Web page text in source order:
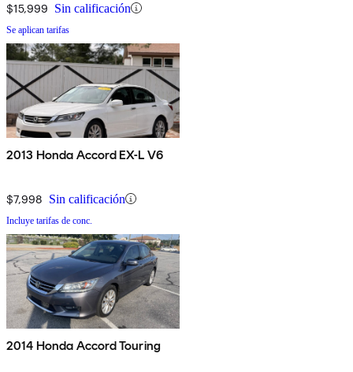
$15,999 Sin calificación
Se aplican tarifas
2013 Honda Accord EX-L V6
$7,998 Sin calificación
Incluye tarifas de conc.
2014 Honda Accord Touring